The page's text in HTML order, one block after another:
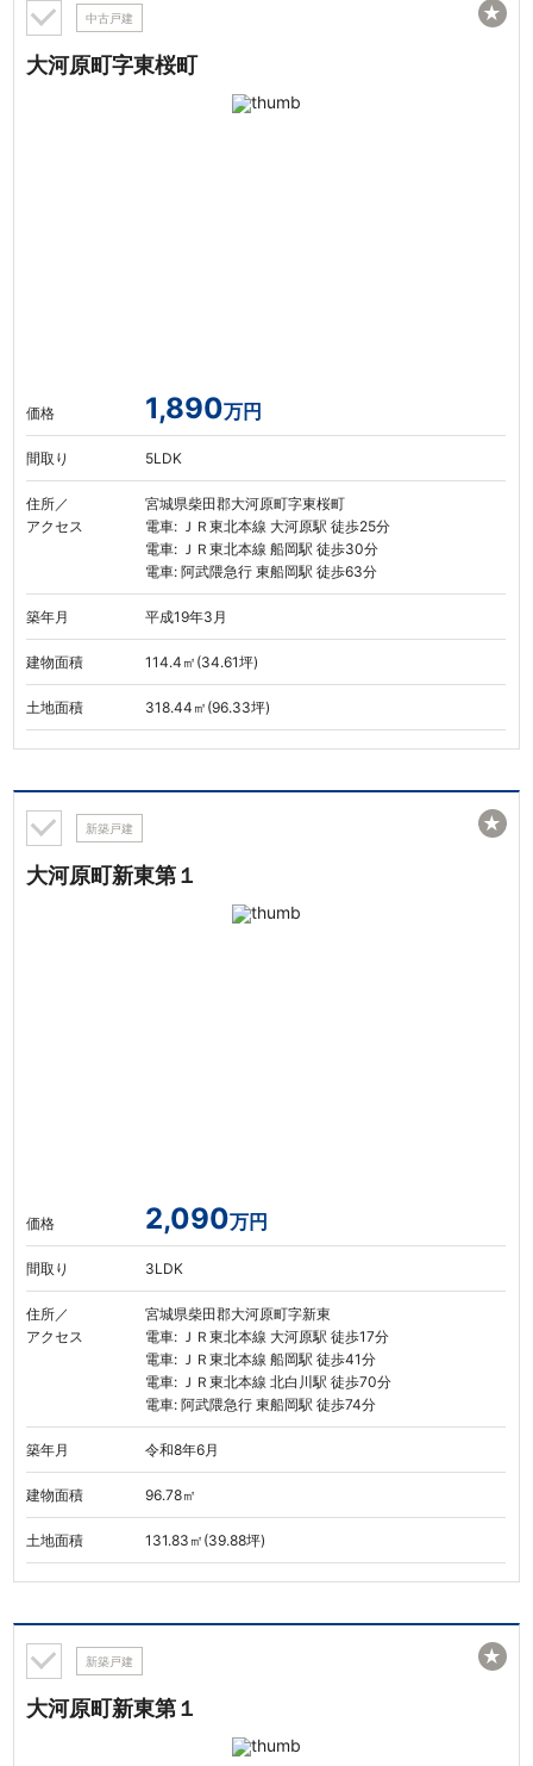
中古戸建
大河原町字東桜町
価格 1,890万円
間取り 5LDK
住所／
アクセス
宮城県柴田郡大河原町字東桜町
電車: ＪＲ東北本線 大河原駅 徒歩25分
電車: ＪＲ東北本線 船岡駅 徒歩30分
電車: 阿武隈急行 東船岡駅 徒歩63分
築年月 平成19年3月
建物面積 114.4㎡(34.61坪)
土地面積 318.44㎡(96.33坪)
★
新築戸建
大河原町新東第１
価格 2,090万円
間取り 3LDK
住所／
アクセス
宮城県柴田郡大河原町字新東
電車: ＪＲ東北本線 大河原駅 徒歩17分
電車: ＪＲ東北本線 船岡駅 徒歩41分
電車: ＪＲ東北本線 北白川駅 徒歩70分
電車: 阿武隈急行 東船岡駅 徒歩74分
築年月 令和8年6月
建物面積 96.78㎡
土地面積 131.83㎡(39.88坪)
★
新築戸建
大河原町新東第１
★